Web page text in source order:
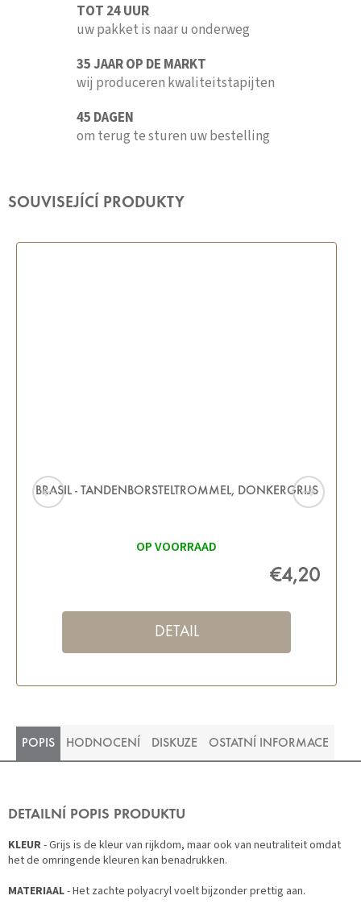
TOT 24 UUR
uw pakket is naar u onderweg
35 JAAR OP DE MARKT
wij produceren kwaliteitstapijten
45 DAGEN
om terug te sturen uw bestelling
SOUVISEJÍCÍ PRODUKTY
BRASIL - TANDENBORSTELTROMMEL, DONKERGRIJS
OP VOORRAAD
€4,20
DETAIL
POPIS HODNOCENÍ DISKUZE OSTATNÍ INFORMACE
DETAILNÍ POPIS PRODUKTU
KLEUR- Grijs is de kleur van rijkdom, maar ook van neutraliteit omdat
het de omringende kleuren kan benadrukken.
MATERIAAL- Het zachte polyacryl voelt bijzonder prettig aan.